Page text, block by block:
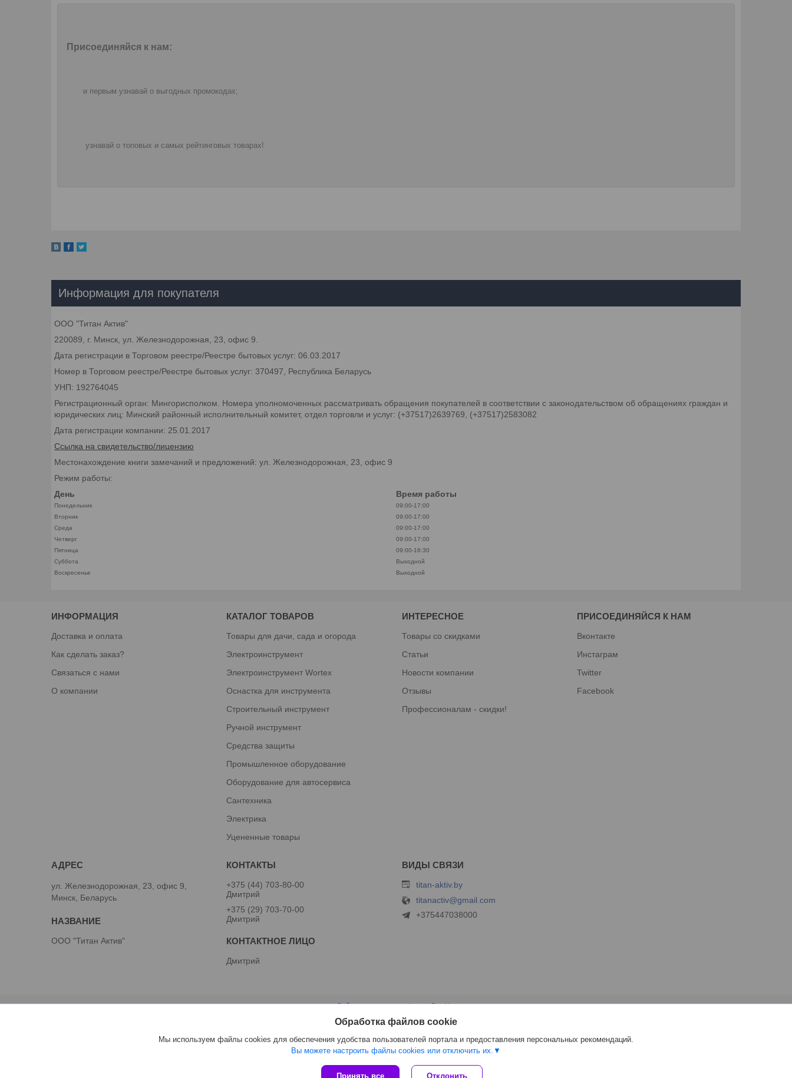
Присоединяйся к нам:
и первым узнавай о выгодных промокодах;
узнавай о топовых и самых рейтинговых товарах!
Информация для покупателя
ООО "Титан Актив"
220089, г. Минск, ул. Железнодорожная, 23, офис 9.
Дата регистрации в Торговом реестре/Реестре бытовых услуг: 06.03.2017
Номер в Торговом реестре/Реестре бытовых услуг: 370497, Республика Беларусь
УНП: 192764045
Регистрационный орган: Мингорисполком. Номера уполномоченных рассматривать обращения покупателей в соответствии с законодательством об обращениях граждан и
юридических лиц: Минский районный исполнительный комитет, отдел торговли и услуг: (+37517)2639769, (+37517)2583082
Дата регистрации компании: 25.01.2017
Ссылка на свидетельство/лицензию
Местонахождение книги замечаний и предложений: ул. Железнодорожная, 23, офис 9
Режим работы:
День
Время работы
Понедельник
09:00-17:00
Вторник
09:00-17:00
Среда
09:00-17:00
Четверг
09:00-17:00
Пятница
09:00-16:30
Суббота
Выходной
Воскресенье
Выходной
ИНФОРМАЦИЯ
Доставка и оплата
Как сделать заказ?
Связаться с нами
О компании
КАТАЛОГ ТОВАРОВ
Товары для дачи, сада и огорода
Электроинструмент
Электроинструмент Wortex
Оснастка для инструмента
Строительный инструмент
Ручной инструмент
Средства защиты
Промышленное оборудование
Оборудование для автосервиса
Сантехника
Электрика
Уцененные товары
ИНТЕРЕСНОЕ
Товары со скидками
Статьи
Новости компании
Отзывы
Профессионалам - скидки!
ПРИСОЕДИНЯЙСЯ К НАМ
Вконтакте
Инстаграм
Twitter
Facebook
ул. Железнодорожная, 23, офис 9,
Минск, Беларусь
ООО "Титан Актив"
+375 (44) 703-80-00
Дмитрий
+375 (29) 703-70-00
Дмитрий
Дмитрий
titan-aktiv.by
titanactiv@gmail.com
+375447038000
Сайт создан на платформе Deal.by
Политика обработки файлов cookies
Обработка файлов cookie
Мы используем файлы cookies для обеспечения удобства пользователей портала и предоставления персональных рекомендаций.
Вы можете настроить файлы cookies или отключить их.
Принять все Отклонить
ООО "Титан Актив" | Пожаловаться на контент
Select Language ▼